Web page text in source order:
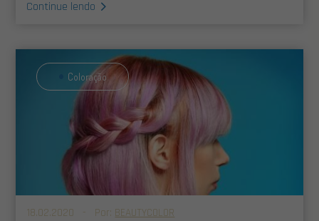
Continue lendo
Coloração
18.02.2020 - Por: BEAUTYCOLOR